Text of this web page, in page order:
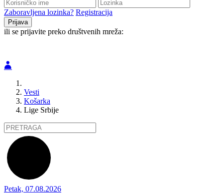
Zaboravljena lozinka? Registracija
ili se prijavite preko društvenih mreža:
Vesti
Košarka
Lige Srbije
Petak, 07.08.2026